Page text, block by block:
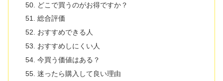
どこで買うのがお得ですか？
総合評価
おすすめできる人
おすすめしにくい人
今買う価値はある？
迷ったら購入して良い理由